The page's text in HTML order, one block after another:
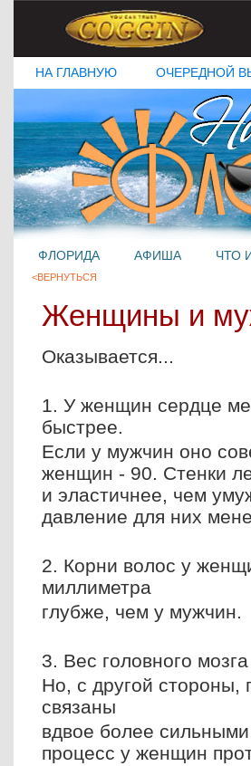
НА ГЛАВНУЮ ОЧЕРЕДНОЙ
ФЛОРИДА АФИША ЧТО
<ВЕРНУТЬСЯ
Женщины и
Оказывается...
1. У женщин сердце
быстрее.
Если у мужчин оно
женщин - 90. Стенки
и эластичнее, чем
давление для них
2. Корни волос у
миллиметра
глубже, чем у
3. Вес головного
Но, с другой стороны,
связаны
вдвое более
процесс у женщин